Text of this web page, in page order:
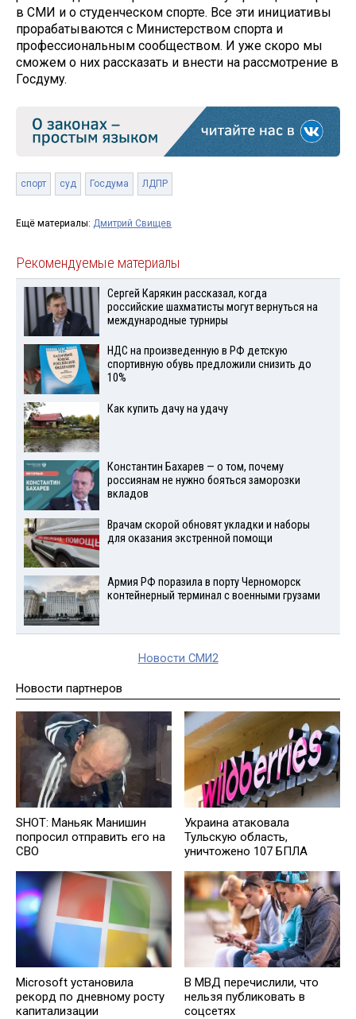
в СМИ и о студенческом спорте. Все эти инициативы
прорабатываются с Министерством спорта и
профессиональным сообществом. И уже скоро мы
сможем о них рассказать и внести на рассмотрение в
Госдуму.
спорт суд Госдума ЛДПР
Ещё материалы: Дмитрий Свищев
Рекомендуемые материалы
Сергей Карякин рассказал, когда
российские шахматисты могут вернуться на
международные турниры
НДС на произведенную в РФ детскую
спортивную обувь предложили снизить до
10%
Как купить дачу на удачу
Константин Бахарев — о том, почему
россиянам не нужно бояться заморозки
вкладов
Врачам скорой обновят укладки и наборы
для оказания экстренной помощи
Армия РФ поразила в порту Черноморск
контейнерный терминал с военными грузами
Новости СМИ2
Новости партнеров
SHOT: Маньяк Манишин
попросил отправить его на
СВО
Украина атаковала
Тульскую область,
уничтожено 107 БПЛА
Microsoft установила
рекорд по дневному росту
капитализации
В МВД перечислили, что
нельзя публиковать в
соцсетях